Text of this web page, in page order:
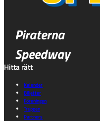
Piraterna
Speedway
Hitta rätt
Kalender
Biljetter
Föreningen
Truppen
Partners